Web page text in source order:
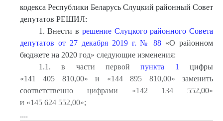
кодекса Республики Беларусь Слуцкий районный Совет
депутатов РЕШИЛ:
1. Внести в решение Слуцкого районного Совета
депутатов от 27 декабря 2019 г. № 88 «О районном
бюджете на 2020 год» следующие изменения:
1.1. в части первойпункта 1
цифры
«141 405 810,00» и «144 895 810,00» заменить
соответственно цифрами «142 134 552,00»
и «145 624 552,00»;
....